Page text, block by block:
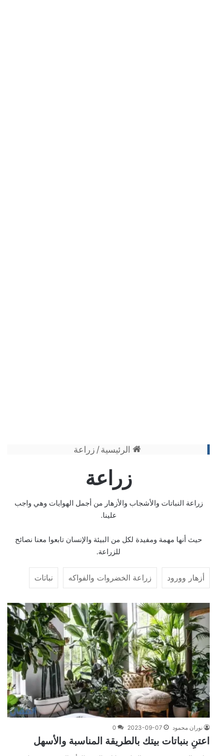
الرئيسية/ زراعة
زراعة
زراعة النباتات والأشجاب والأزهار من أجمل الهوايات وهي واجب
علينا.
حيث أنها مهمة ومفيدة لكل من البيئة والإنسان تابعوا معنا نصائح
للزراعة.
أزهار وورود زراعة الخضروات والفواكه نباتات
نوران محمود 2023-09-07
0
اعتنِ بنباتات بيتك بالطريقة المناسبة والأسهل